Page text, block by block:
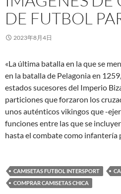
DE FUTBOL
2023年8月4日
«La última batalla en la que se
en la batalla de Pelagonia en
estados sucesores del Imperio
particiones que forzaron los
unos auténticos vikingos que -
funciones entre las que se
hasta el combate como infantería
CAMISETAS FUTBOL INTERSPORT
COMPRAR CAMISETAS CHICA